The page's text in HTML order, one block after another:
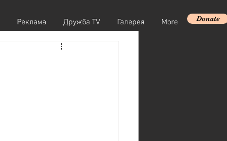
Реклама Дружба TV Галерея More Donate